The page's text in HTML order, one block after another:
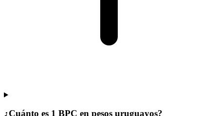
¿Cuánto es 1 BPC en pesos uruguayos?